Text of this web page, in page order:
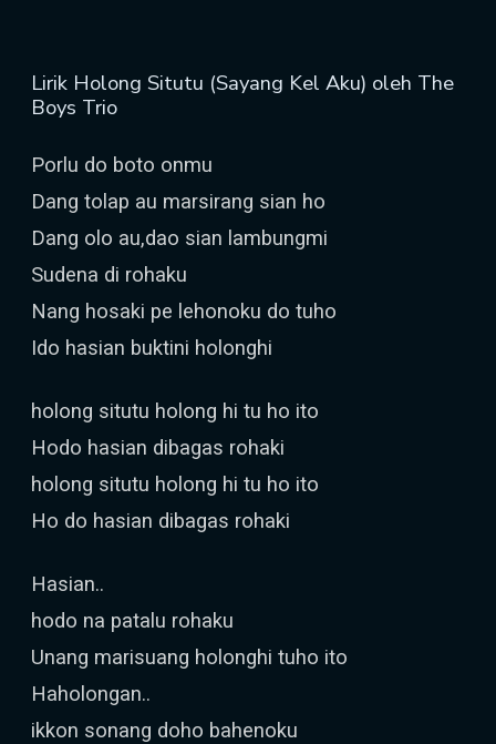
Lirik Holong Situtu (Sayang Kel Aku) oleh The
Boys Trio
Porlu do boto onmu
Dang tolap au marsirang sian ho
Dang olo au,dao sian lambungmi
Sudena di rohaku
Nang hosaki pe lehonoku do tuho
Ido hasian buktini holonghi
holong situtu holong hi tu ho ito
Hodo hasian dibagas rohaki
holong situtu holong hi tu ho ito
Ho do hasian dibagas rohaki
Hasian..
hodo na patalu rohaku
Unang marisuang holonghi tuho ito
Haholongan..
ikkon sonang doho bahenoku